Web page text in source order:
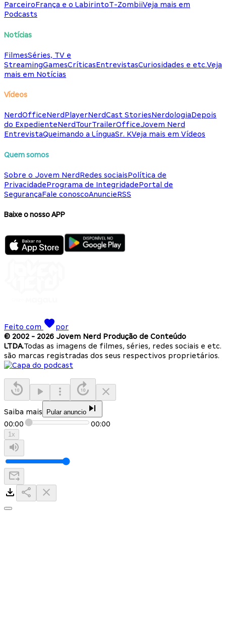
ParceiroFrança e o LabirintoT-ZombiiVeja mais em
Podcasts
Notícias
FilmesSéries, TV e
StreamingGamesCríticasEntrevistasCuriosidades e etc.Veja
mais em Notícias
Vídeos
NerdOfficeNerdPlayerNerdCast StoriesNerdologiaDepois
do ExpedienteNerdTourTrailerOfficeJovem Nerd
EntrevistaQueimando a LínguaSr. KVeja mais em Vídeos
Quem somos
Sobre o Jovem NerdRedes sociaisPolítica de
PrivacidadePrograma de IntegridadePortal de
SegurançaFale conoscoAnuncieRSS
Baixe o nosso APP
Feito com
por
© 2002 - 2026 Jovem Nerd Produção de Conteúdo
LTDA.Todas as imagens de filmes, séries, redes sociais e etc.
são marcas registradas dos seus respectivos proprietários.
Saiba mais Pular anuncio
00:00 00:00
1x